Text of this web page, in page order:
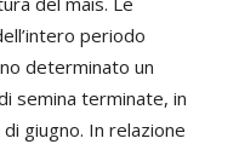
periodo
determinato un
semina terminate, in
giugno. In relazione